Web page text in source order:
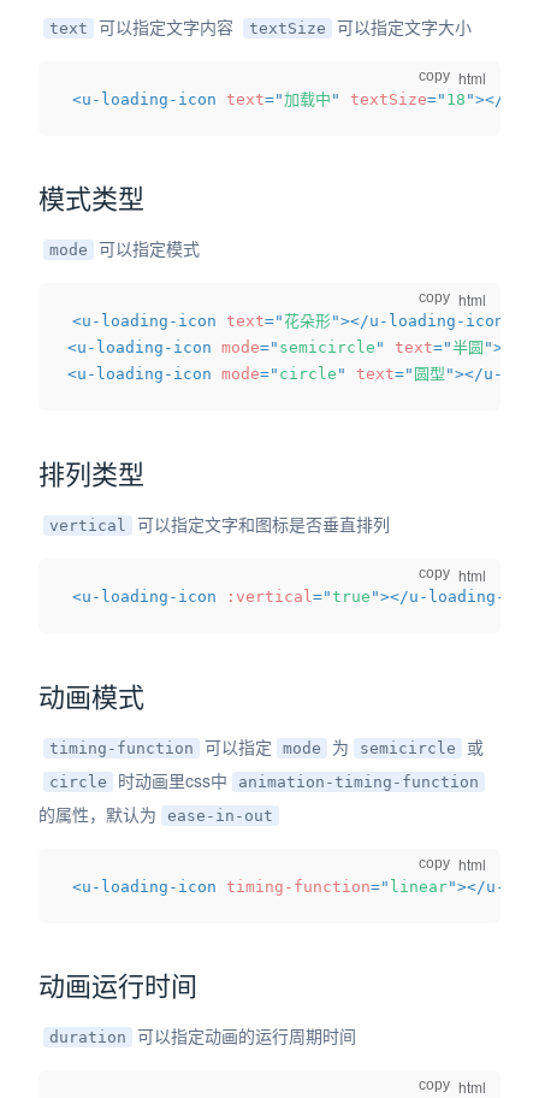
text 可以指定文字内容 textSize 可以指定文字大小
<u-loading-icon text="加载中 " textSize=" 18 "></
copy
模式类型
mode 可以指定模式
<u-loading-icon text="花朵形"></u-loading-icon
<u-loading-icon mode=" semicircle " text="半圆 ">
<u-loading-icon mode=" circle " text=" 圆型 "></u-
copy
排列类型
vertical 可以指定文字和图标是否垂直排列
<u-loading-icon :vertical ="true "></u-loading-
copy
动画模式
timing-function 可以指定 mode 为 semicircle 或
circle 时动画里css中 animation-timing-function
的属性，默认为 ease-in-out
<u-loading-icon timing-function=" linear"></u-
copy
动画运行时间
duration 可以指定动画的运行周期时间
copy